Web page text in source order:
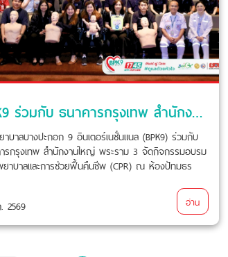
BPK9 ร่วมกับ ธนาคารกรุงเทพ สำนักงานใหญ่ พระราม 3 จัดกิจกรรมอบรมปฐมพยาบาลและการช่วยฟื้นคืนชีพ (CPR)
าบาลบางปะกอก 9 อินเตอร์เนชั่นแนล (BPK9) ร่วมกับ
รกรุงเทพ สำนักงานใหญ่ พระราม 3 จัดกิจกรรมอบรม
าบาลและการช่วยฟื้นคืนชีพ (CPR) ณ ห้องปัทมธร
2569 อ่าน